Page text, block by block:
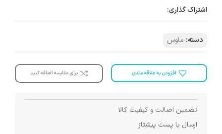
اشتراک گذاری:
دسته: ماوس
افزودن به علاقه مندی برای مقایسه اضافه کنید
تضمین اصالت و کیفیت کالا
ارسال با پست پیشتاز